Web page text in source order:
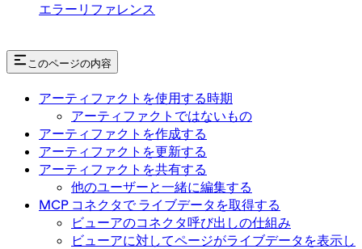
エラーリファレンス
このページの内容
アーティファクトを使用する時期
アーティファクトではないもの
アーティファクトを作成する
アーティファクトを更新する
アーティファクトを共有する
他のユーザーと一緒に編集する
MCP コネクタで ライブデータを取得する
ビューアのコネクタ呼び出しの仕組み
ビューアに対してページがライブデータを表示し